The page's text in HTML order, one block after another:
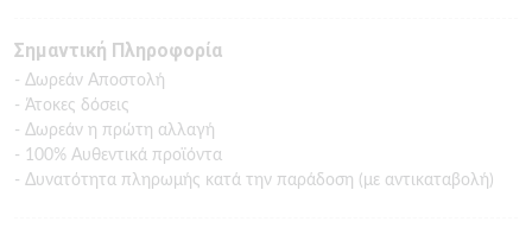
Σημαντική Πληροφορία
- Δωρεάν Αποστολή
- Άτοκες δόσεις
- Δωρεάν η πρώτη αλλαγή
- 100% Αυθεντικά προϊόντα
- Δυνατότητα πληρωμής κατά την παράδοση (με αντικαταβολή)